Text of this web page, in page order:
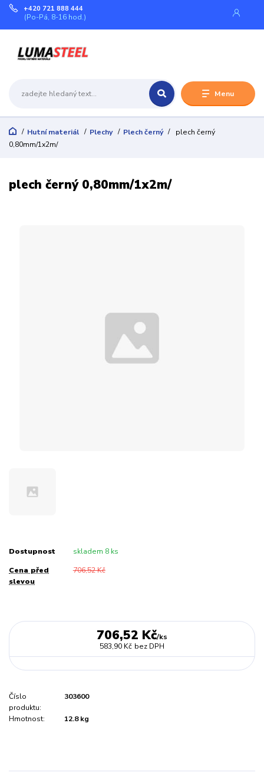
Menu
+420 721 888 444
(Po-Pá, 8-16 hod.)
Hutní materiál Plechy Plech černý
plech černý
0,80mm/1x2m/
plech černý 0,80mm/1x2m/
Dostupnost skladem 8 ks
Cena před
slevou
706,52 Kč
706,52 Kč/ks
583,90 Kč bez DPH
Číslo
produktu:
303600
Hmotnost: 12.8 kg